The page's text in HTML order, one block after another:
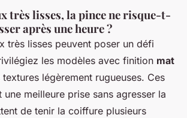
très lisses, la pince ne risque-t-
après une heure ?
très lisses peuvent poser un défi
les modèles avec finition mat
légèrement rugueuses. Ces
meilleure prise sans agresser la
de tenir la coiffure plusieurs